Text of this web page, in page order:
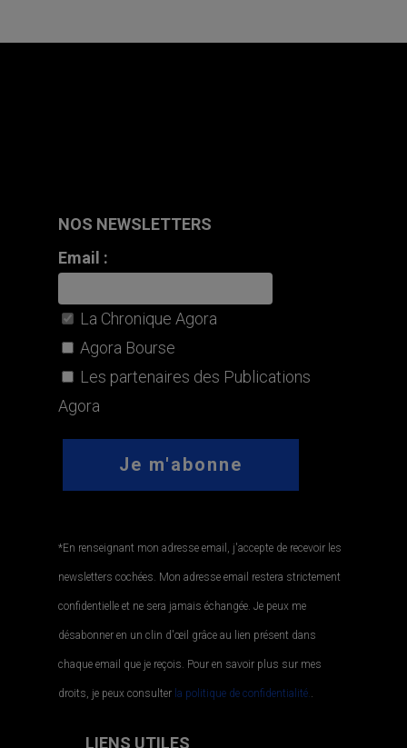
NOS NEWSLETTERS
Email :
La Chronique Agora
Agora Bourse
Les partenaires des Publications
Agora
*En renseignant mon adresse email, j'accepte de recevoir les
newsletters cochées. Mon adresse email restera strictement
confidentielle et ne sera jamais échangée. Je peux me
désabonner en un clin d'œil grâce au lien présent dans
chaque email que je reçois. Pour en savoir plus sur mes
droits, je peux consulter la politique de confidentialité..
LIENS UTILES